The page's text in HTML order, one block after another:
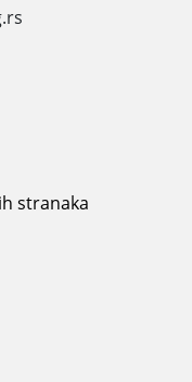
stranaka